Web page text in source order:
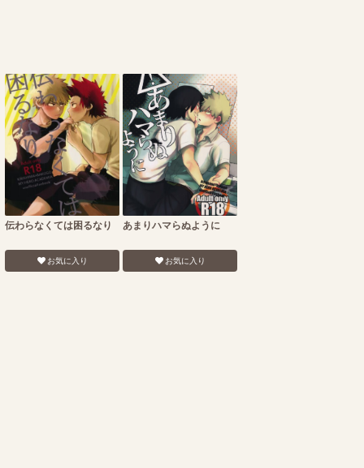
伝わらなくては困るなり
お気に入り
あまりハマらぬように
お気に入り